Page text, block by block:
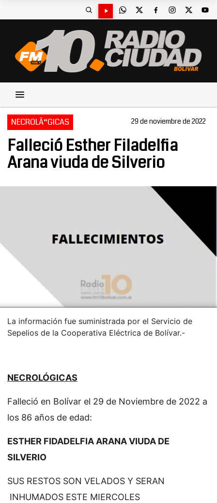
NECROLÃ“GICAS 29 de noviembre de 2022
Falleció Esther Filadelfia
Arana viuda de Silverio
La información fue suministrada por el Servicio de
Sepelios de la Cooperativa Eléctrica de Bolívar.-
NECROLÓGICAS
Falleció en Bolívar el 29 de Noviembre de 2022 a
los 86 años de edad:
ESTHER FIDADELFIA ARANA VIUDA DE
SILVERIO
SUS RESTOS SON VELADOS Y SERAN
INHUMADOS ESTE MIERCOLES